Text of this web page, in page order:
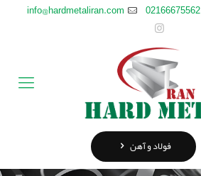
02166675562
info@hardmetaliran.com
فولاد و آهن